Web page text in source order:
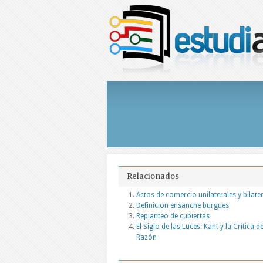
Relacionados
Actos de comercio unilaterales y
Definicion ensanche burgues
Replanteo de cubiertas
El Siglo de las Luces: Kant y la Crítica
Razón